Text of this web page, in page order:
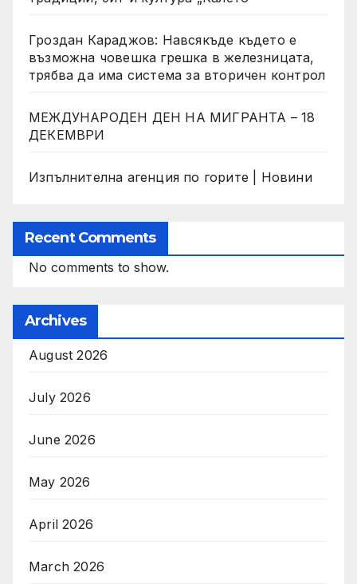
Гроздан Караджов: Навсякъде където е
възможна човешка грешка в железницата,
трябва да има система за вторичен контрол
МЕЖДУНАРОДЕН ДЕН НА МИГРАНТА – 18
ДЕКЕМВРИ
Изпълнителна агенция по горите | Новини
Recent Comments
No comments to show.
Archives
August 2026
July 2026
June 2026
May 2026
April 2026
March 2026